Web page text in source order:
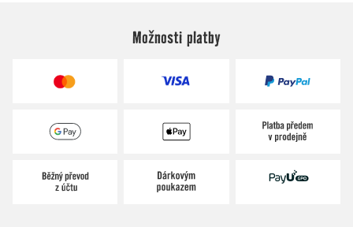
Možnosti platby